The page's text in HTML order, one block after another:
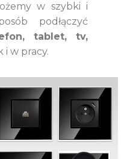
w szybki i
podłączyć
tablet, tv,
i w pracy.